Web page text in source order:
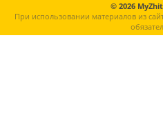
© 2026
При использовании материалов из